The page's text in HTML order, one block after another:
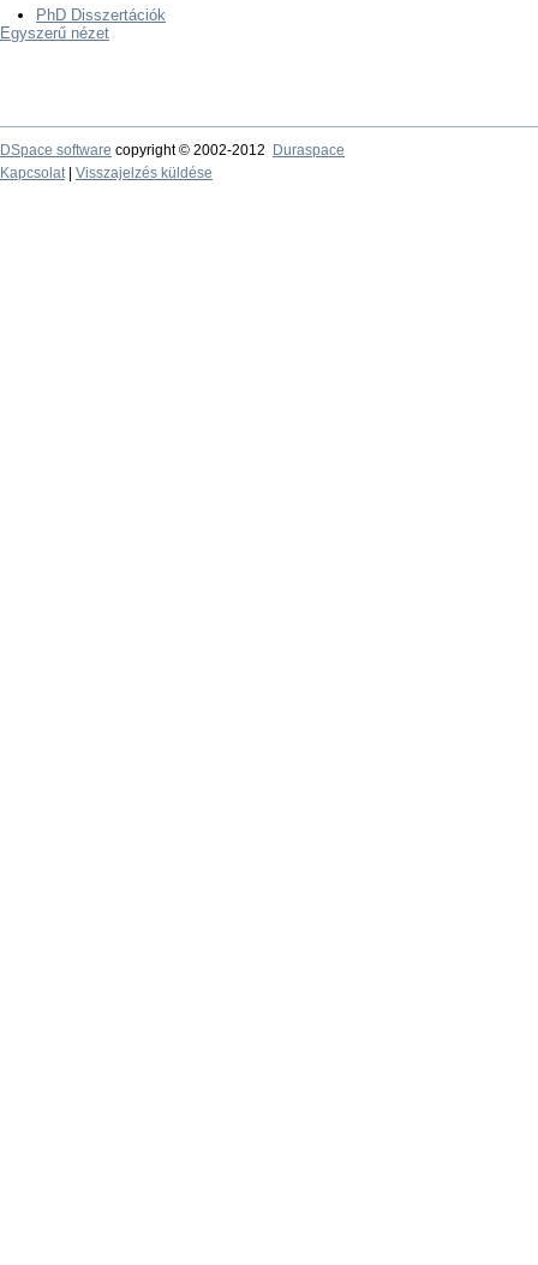
PhD Disszertációk
Egyszerű nézet
DSpace software copyright © 2002-2012
Duraspace
Kapcsolat| Visszajelzés küldése